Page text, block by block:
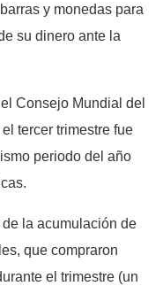
y monedas para
su dinero ante la
Consejo Mundial del
tercer trimestre fue
periodo del año
la acumulación de
que compraron
el trimestre (un